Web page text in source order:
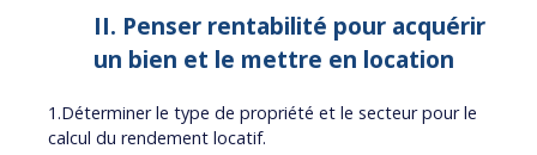
II. Penser rentabilité pour acquérir
un bien et le mettre en location
1.Déterminer le type de propriété et le secteur pour le
calcul du rendement locatif.